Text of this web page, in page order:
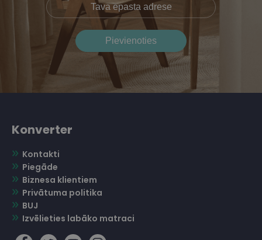
Konverter
Kontakti
Piegāde
Biznesa klientiem
Privātuma politika
BUJ
Izvēlieties labāko matraci